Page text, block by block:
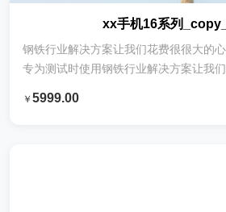
xx手机16系列
钢铁行业解决方案让我们花费很很大的
专为测试时使用钢铁行业解决方案让我
￥ 5999.00